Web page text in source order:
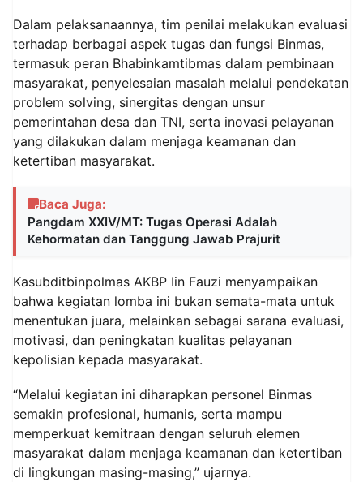
Dalam pelaksanaannya, tim penilai melakukan evaluasi
terhadap berbagai aspek tugas dan fungsi Binmas,
termasuk peran Bhabinkamtibmas dalam pembinaan
masyarakat, penyelesaian masalah melalui pendekatan
problem solving, sinergitas dengan unsur
pemerintahan desa dan TNI, serta inovasi pelayanan
yang dilakukan dalam menjaga keamanan dan
ketertiban masyarakat.
Baca Juga:
Pangdam XXIV/MT: Tugas Operasi Adalah
Kehormatan dan Tanggung Jawab Prajurit
Kasubditbinpolmas AKBP Iin Fauzi menyampaikan
bahwa kegiatan lomba ini bukan semata-mata untuk
menentukan juara, melainkan sebagai sarana evaluasi,
motivasi, dan peningkatan kualitas pelayanan
kepolisian kepada masyarakat.
“Melalui kegiatan ini diharapkan personel Binmas
semakin profesional, humanis, serta mampu
memperkuat kemitraan dengan seluruh elemen
masyarakat dalam menjaga keamanan dan ketertiban
di lingkungan masing-masing,” ujarnya.